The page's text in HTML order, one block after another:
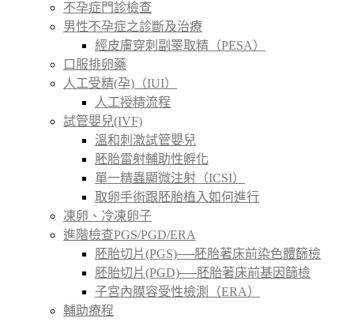
不孕症門診檢查
男性不孕症之診斷及治療
經皮膚穿刺副睪取精（PESA）
口服排卵藥
人工受精(孕)（IUI）
人工授精流程
試管嬰兒(IVF)
溫和刺激試管嬰兒
胚胎雷射輔助性孵化
單一精蟲顯微注射（ICSI）
取卵手術跟胚胎植入如何進行
凍卵、冷凍卵子
進階檢查PGS/PGD/ERA
胚胎切片(PGS)──胚胎著床前染色體篩檢
胚胎切片(PGD)──胚胎著床前基因篩檢
子宮內膜容受性檢測（ERA）
輔助療程